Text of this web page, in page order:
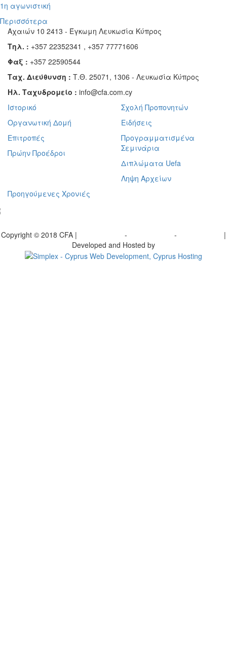
1η αγωνιστική
Περισσότερα
Αχαιών 10 2413 - Έγκωμη Λευκωσία Κύπρος
Τηλ. : +357 22352341 , +357 77771606
Φαξ : +357 22590544
Ταχ. Διεύθυνση : Τ.Θ. 25071, 1306 - Λευκωσία Κύπρος
Ηλ. Ταχυδρομείο : info@cfa.com.cy
Ιστορικό
Οργανωτική Δομή
Επιτροπές
Πρώην Προέδροι
Σχολή Προπονητών
Ειδήσεις
Προγραμματισμένα
Σεμινάρια
Διπλώματα Uefa
Ληψη Αρχείων
Προηγούμενες Χρονιές
Copyright © 2018 CFA | - -
|
Developed and Hosted by